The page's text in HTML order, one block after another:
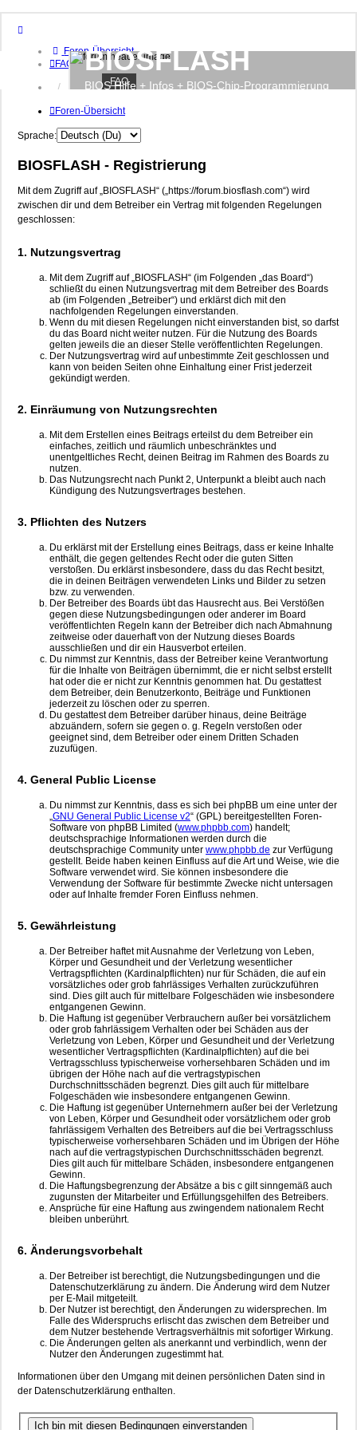
Foren-Übersicht
FAQ
Anmelden
BIOSFLASH
BIOS Hilfe + Infos + BIOS-Chip-Programmierung
FAQ
Foren-Übersicht
Sprache:
BIOSFLASH - Registrierung
Mit dem Zugriff auf „BIOSFLASH“ („https://forum.biosflash.com“) wird
zwischen dir und dem Betreiber ein Vertrag mit folgenden Regelungen
geschlossen:
1. Nutzungsvertrag
Mit dem Zugriff auf „BIOSFLASH“ (im Folgenden „das Board“)
schließt du einen Nutzungsvertrag mit dem Betreiber des Boards
ab (im Folgenden „Betreiber“) und erklärst dich mit den
nachfolgenden Regelungen einverstanden.
Wenn du mit diesen Regelungen nicht einverstanden bist, so darfst
du das Board nicht weiter nutzen. Für die Nutzung des Boards
gelten jeweils die an dieser Stelle veröffentlichten Regelungen.
Der Nutzungsvertrag wird auf unbestimmte Zeit geschlossen und
kann von beiden Seiten ohne Einhaltung einer Frist jederzeit
gekündigt werden.
2. Einräumung von Nutzungsrechten
Mit dem Erstellen eines Beitrags erteilst du dem Betreiber ein
einfaches, zeitlich und räumlich unbeschränktes und
unentgeltliches Recht, deinen Beitrag im Rahmen des Boards zu
nutzen.
Das Nutzungsrecht nach Punkt 2, Unterpunkt a bleibt auch nach
Kündigung des Nutzungsvertrages bestehen.
3. Pflichten des Nutzers
Du erklärst mit der Erstellung eines Beitrags, dass er keine Inhalte
enthält, die gegen geltendes Recht oder die guten Sitten
verstoßen. Du erklärst insbesondere, dass du das Recht besitzt,
die in deinen Beiträgen verwendeten Links und Bilder zu setzen
bzw. zu verwenden.
Der Betreiber des Boards übt das Hausrecht aus. Bei Verstößen
gegen diese Nutzungsbedingungen oder anderer im Board
veröffentlichten Regeln kann der Betreiber dich nach Abmahnung
zeitweise oder dauerhaft von der Nutzung dieses Boards
ausschließen und dir ein Hausverbot erteilen.
Du nimmst zur Kenntnis, dass der Betreiber keine Verantwortung
für die Inhalte von Beiträgen übernimmt, die er nicht selbst erstellt
hat oder die er nicht zur Kenntnis genommen hat. Du gestattest
dem Betreiber, dein Benutzerkonto, Beiträge und Funktionen
jederzeit zu löschen oder zu sperren.
Du gestattest dem Betreiber darüber hinaus, deine Beiträge
abzuändern, sofern sie gegen o. g. Regeln verstoßen oder
geeignet sind, dem Betreiber oder einem Dritten Schaden
zuzufügen.
4. General Public License
Du nimmst zur Kenntnis, dass es sich bei phpBB um eine unter der
„GNU General Public License v2“ (GPL) bereitgestellten Foren-
Software von phpBB Limited (www.phpbb.com) handelt;
deutschsprachige Informationen werden durch die
deutschsprachige Community unter www.phpbb.de zur Verfügung
gestellt. Beide haben keinen Einfluss auf die Art und Weise, wie die
Software verwendet wird. Sie können insbesondere die
Verwendung der Software für bestimmte Zwecke nicht untersagen
oder auf Inhalte fremder Foren Einfluss nehmen.
5. Gewährleistung
Der Betreiber haftet mit Ausnahme der Verletzung von Leben,
Körper und Gesundheit und der Verletzung wesentlicher
Vertragspflichten (Kardinalpflichten) nur für Schäden, die auf ein
vorsätzliches oder grob fahrlässiges Verhalten zurückzuführen
sind. Dies gilt auch für mittelbare Folgeschäden wie insbesondere
entgangenen Gewinn.
Die Haftung ist gegenüber Verbrauchern außer bei vorsätzlichem
oder grob fahrlässigem Verhalten oder bei Schäden aus der
Verletzung von Leben, Körper und Gesundheit und der Verletzung
wesentlicher Vertragspflichten (Kardinalpflichten) auf die bei
Vertragsschluss typischerweise vorhersehbaren Schäden und im
übrigen der Höhe nach auf die vertragstypischen
Durchschnittsschäden begrenzt. Dies gilt auch für mittelbare
Folgeschäden wie insbesondere entgangenen Gewinn.
Die Haftung ist gegenüber Unternehmern außer bei der Verletzung
von Leben, Körper und Gesundheit oder vorsätzlichem oder grob
fahrlässigem Verhalten des Betreibers auf die bei Vertragsschluss
typischerweise vorhersehbaren Schäden und im Übrigen der Höhe
nach auf die vertragstypischen Durchschnittsschäden begrenzt.
Dies gilt auch für mittelbare Schäden, insbesondere entgangenen
Gewinn.
Die Haftungsbegrenzung der Absätze a bis c gilt sinngemäß auch
zugunsten der Mitarbeiter und Erfüllungsgehilfen des Betreibers.
Ansprüche für eine Haftung aus zwingendem nationalem Recht
bleiben unberührt.
6. Änderungsvorbehalt
Der Betreiber ist berechtigt, die Nutzungsbedingungen und die
Datenschutzerklärung zu ändern. Die Änderung wird dem Nutzer
per E-Mail mitgeteilt.
Der Nutzer ist berechtigt, den Änderungen zu widersprechen. Im
Falle des Widerspruchs erlischt das zwischen dem Betreiber und
dem Nutzer bestehende Vertragsverhältnis mit sofortiger Wirkung.
Die Änderungen gelten als anerkannt und verbindlich, wenn der
Nutzer den Änderungen zugestimmt hat.
Informationen über den Umgang mit deinen persönlichen Daten sind in
der Datenschutzerklärung enthalten.